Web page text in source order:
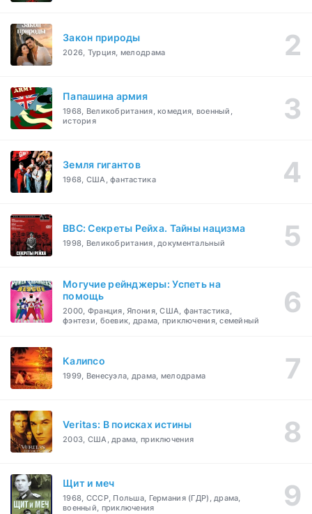
Закон природы
2026, Турция, мелодрама
Папашина армия
1968, Великобритания, комедия, военный,
история
Земля гигантов
1968, США, фантастика
BBC: Секреты Рейха. Тайны нацизма
1998, Великобритания, документальный
Могучие рейнджеры: Успеть на
помощь
2000, Франция, Япония, США, фантастика,
фэнтези, боевик, драма, приключения, семейный
Калипсо
1999, Венесуэла, драма, мелодрама
Veritas: В поисках истины
2003, США, драма, приключения
Щит и меч
1968, СССР, Польша, Германия (ГДР), драма,
военный, приключения